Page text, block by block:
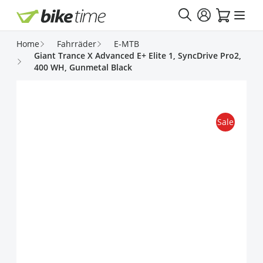
Direkt zum Inhalt
Home Fahrräder
E-MTB
Giant Trance X Advanced E+ Elite 1, SyncDrive Pro2,
400 WH, Gunmetal Black
Sale